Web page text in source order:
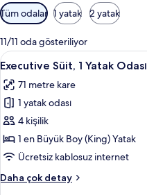
Odalar
için
mevcut
filtreler
Tüm odalar 1 yatak 2 yatak
11/11 oda gösteriliyor
Executive
Süit,
1
Yatak
Odası
için
tüm
görün
11
Executive Süit, 1 Yatak Odası
71 metre kare
1 yatak odası
4 kişilik
1 en Büyük Boy (King) Yatak
Ücretsiz kablosuz internet
Daha çok detay
Executive